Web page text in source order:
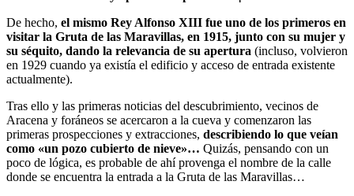
De hecho, el mismo Rey Alfonso XIII fue uno de los primeros en
visitar la Gruta de las Maravillas, en 1915, junto con su mujer y
su séquito, dando la relevancia de su apertura (incluso, volvieron
en 1929 cuando ya existía el edificio y acceso de entrada existente
actualmente).
Tras ello y las primeras noticias del descubrimiento, vecinos de
Aracena y foráneos se acercaron a la cueva y comenzaron las
primeras prospecciones y extracciones, describiendo lo que veían
como «un pozo cubierto de nieve»… Quizás, pensando con un
poco de lógica, es probable de ahí provenga el nombre de la calle
donde se encuentra la entrada a la Gruta de las Maravillas…